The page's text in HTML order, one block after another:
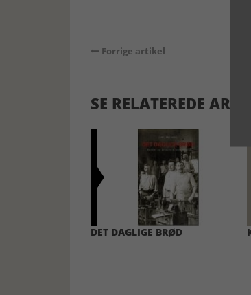
Forrige artikel
SE RELATEREDE
DET DAGLIGE BRØD